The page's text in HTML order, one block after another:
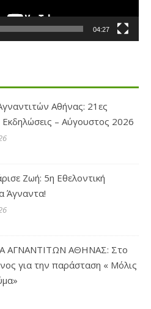
04:27
Αθήνας: 21ες
Εκδηλώσεις – Αύγουστος 2026
Ζωή: 5η Εθελοντική
Άγναντα!
ΑΓΝΑΝΤΙΤΩΝ ΑΘΗΝΑΣ: Στο
για την παράσταση « Μόλις